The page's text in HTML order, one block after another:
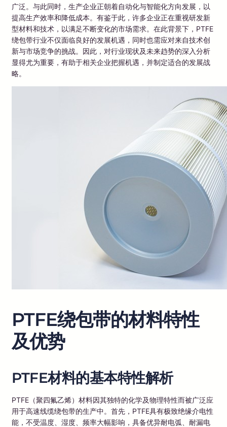
广泛。与此同时，生产企业正朝着自动化与智能化方向发展，以
提高生产效率和降低成本。有鉴于此，许多企业正在重视研发新
型材料和技术，以满足不断变化的市场需求。在此背景下，PTFE
绕包带行业不仅面临良好的发展机遇，同时也需应对来自技术创
新与市场竞争的挑战。因此，对行业现状及未来趋势的深入分析
显得尤为重要，有助于相关企业把握机遇，并制定适合的发展战
略。
PTFE绕包带的材料特性
及优势
PTFE材料的基本特性解析
PTFE（聚四氟乙烯）材料因其独特的化学及物理特性而被广泛应
用于高速线缆绕包带的生产中。首先，PTFE具有极致绝缘介电性
能，不受温度、湿度、频率大幅影响，具备优异耐电弧、耐漏电